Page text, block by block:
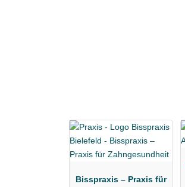
Bisspraxis – Praxis für